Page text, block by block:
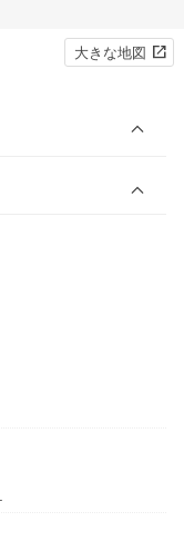
大きな地図